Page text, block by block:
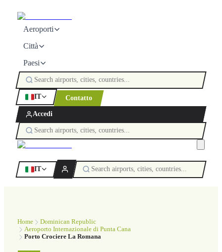
Aeroporti
Città
Paesi
IT Contatto
Accedi
IT
Home
Dominican Republic
Aeroporto Internazionale di Punta Cana
Porto Crociere La Romana